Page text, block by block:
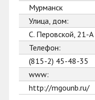
Мурманск
Улица, дом:
С. Перовской, 21-А
Телефон:
(815-2) 45-48-35
www:
http://mgounb.ru/